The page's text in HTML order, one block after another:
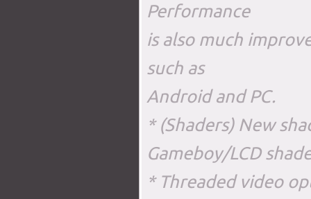
Performance
is also much
such as
Android and PC.
* (Shaders) New
Gameboy/LCD
* Threaded video